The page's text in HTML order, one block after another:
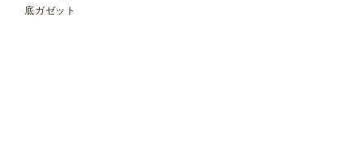
ラップ外ポケット
底ガゼット